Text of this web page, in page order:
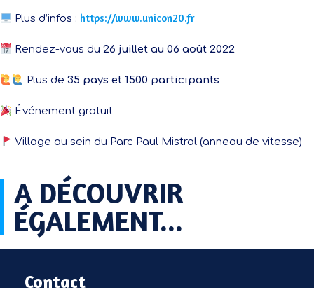
Plus d’infos : https://www.unicon20.fr
Rendez-vous du26 juillet au 06 août 2022
Plus de 35 pays et 1500 participants
Événement gratuit
Village au sein du Parc Paul Mistral (anneau de vitesse)
A DÉCOUVRIR
ÉGALEMENT...​
Contact